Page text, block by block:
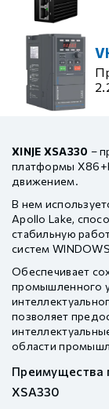
XINJE XSA330 –
платформы
движением.
В нем
Apollo Lake,
стабильную
систем
Обеспечивает
промышленного
позволяет
области
Преимущества
XSA330